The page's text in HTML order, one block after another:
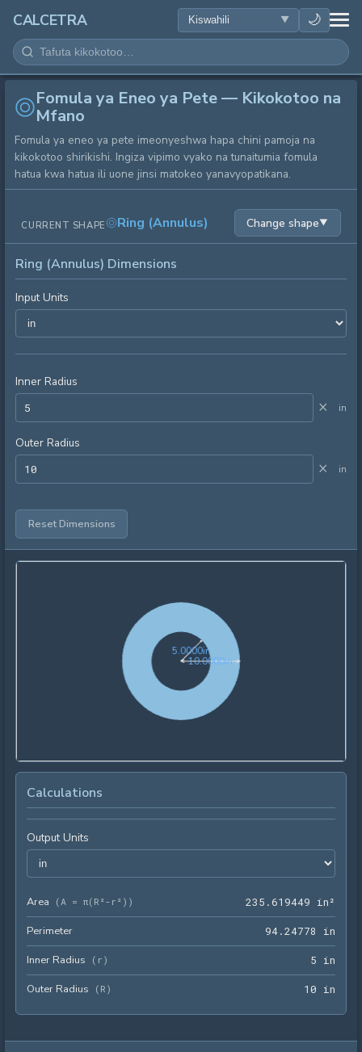
CALCETRA 🌙
HESABU
UONGOFU
SAYANSI
KILA SIKU
Fomula ya Eneo ya Pete — Kikokotoo na
Mfano
Fomula ya eneo ya pete imeonyeshwa hapa chini pamoja na
kikokotoo shirikishi. Ingiza vipimo vyako na tunaitumia fomula
hatua kwa hatua ili uone jinsi matokeo yanavyopatikana.
CURRENT SHAPE Ring (Annulus) Change shape▼
Ring (Annulus) Dimensions
Input Units
Inner Radius
× in
Outer Radius
× in
Reset Dimensions
10.0000in10.0000in
5.0000in5.0000in
Calculations
Output Units
Area ( A = π(R²-r²) ) 235 .61 9449 in²
Perimeter 94.24778 in
Inner Radius ( r ) 5 in
Outer Radius ( R ) 10 in